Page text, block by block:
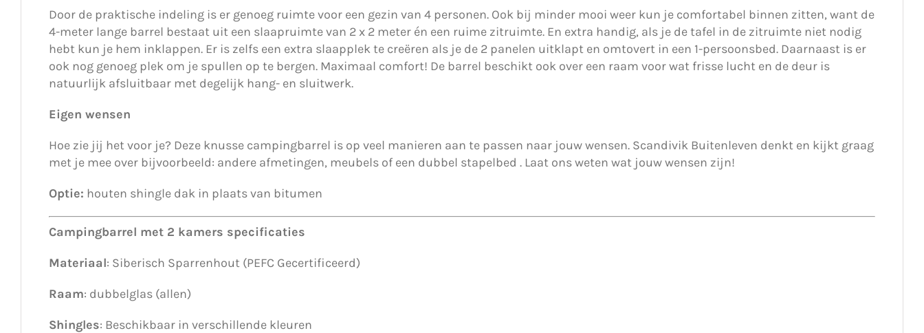
Door de praktische indeling is er genoeg ruimte voor een gezin van 4 personen. Ook bij minder mooi weer kun je comfortabel binnen zitten, want de
4-meter lange barrel bestaat uit een slaapruimte van 2 x 2 meter én een ruime zitruimte. En extra handig, als je de tafel in de zitruimte niet nodig
hebt kun je hem inklappen. Er is zelfs een extra slaapplek te creëren als je de 2 panelen uitklapt en omtovert in een 1-persoonsbed. Daarnaast is er
ook nog genoeg plek om je spullen op te bergen. Maximaal comfort! De barrel beschikt ook over een raam voor wat frisse lucht en de deur is
natuurlijk afsluitbaar met degelijk hang- en sluitwerk.
Eigen wensen
Hoe zie jij het voor je? Deze knusse campingbarrel is op veel manieren aan te passen naar jouw wensen. Scandivik Buitenleven denkt en kijkt graag
met je mee over bijvoorbeeld: andere afmetingen, meubels of een dubbel stapelbed . Laat ons weten wat jouw wensen zijn!
Optie: houten shingle dak in plaats van bitumen
Campingbarrel met 2 kamers specificaties
Materiaal: Siberisch Sparrenhout (PEFC Gecertificeerd)
Raam: dubbelglas (allen)
Shingles: Beschikbaar in verschillende kleuren